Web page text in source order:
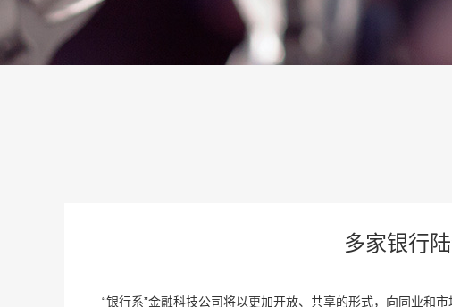
多家银行
“银行系”金融科技公司将以更加开放、共享的形式，向同业和